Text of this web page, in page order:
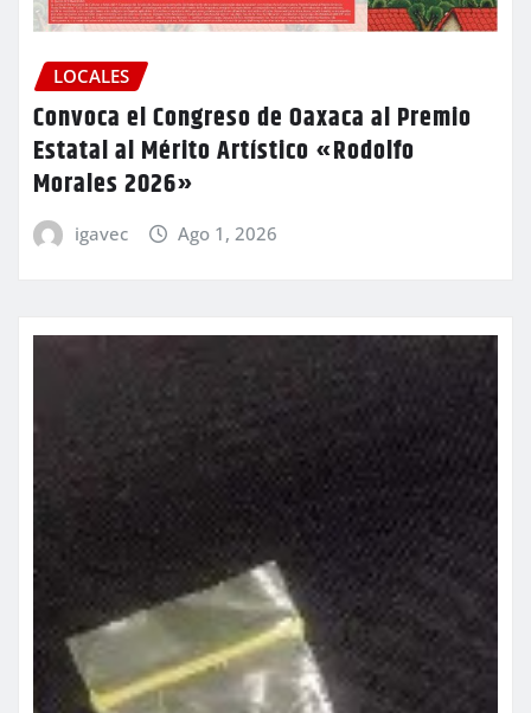
LOCALES
Convoca el Congreso de Oaxaca al Premio
Estatal al Mérito Artístico «Rodolfo
Morales 2026»
igavec Ago 1, 2026